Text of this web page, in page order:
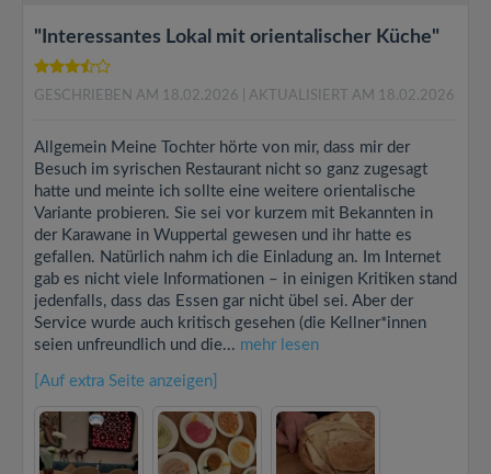
"Interessantes Lokal mit orientalischer Küche"
GESCHRIEBEN AM 18.02.2026 | AKTUALISIERT AM 18.02.2026
Allgemein Meine Tochter hörte von mir, dass mir der
Besuch im syrischen Restaurant nicht so ganz zugesagt
hatte und meinte ich sollte eine weitere orientalische
Variante probieren. Sie sei vor kurzem mit Bekannten in
der Karawane in Wuppertal gewesen und ihr hatte es
gefallen. Natürlich nahm ich die Einladung an. Im Internet
gab es nicht viele Informationen – in einigen Kritiken stand
jedenfalls, dass das Essen gar nicht übel sei. Aber der
Service wurde auch kritisch gesehen (die Kellner*innen
seien unfreundlich und die... mehr lesen
[Auf extra Seite anzeigen]